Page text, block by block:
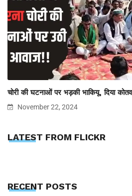
चोरी की घटनाओं पर भड़की भाकियू, दिया
November 22, 2024
LATEST FROM FLICKR
RECENT POSTS